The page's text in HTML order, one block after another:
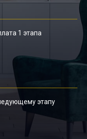
1 этапа
этапу